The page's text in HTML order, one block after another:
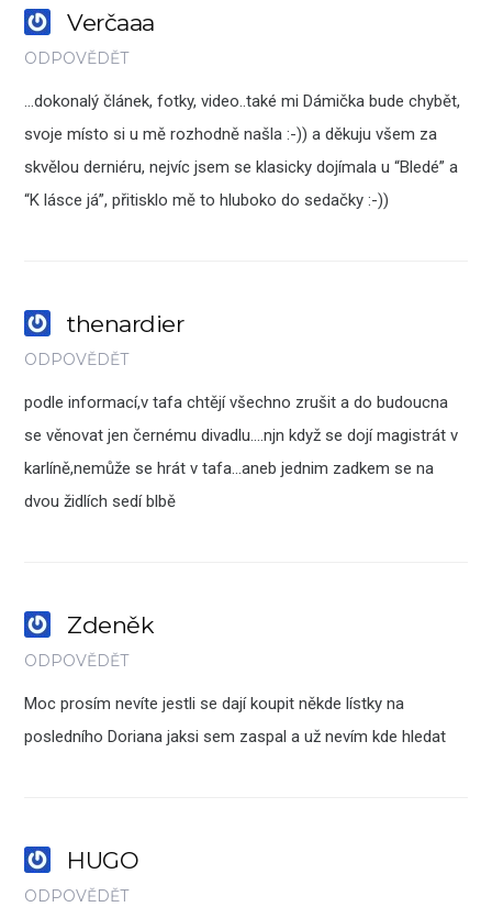
Verčaaa
ODPOVĚDĚT
…dokonalý článek, fotky, video..také mi Dámička bude chybět,
svoje místo si u mě rozhodně našla :-)) a děkuju všem za
skvělou derniéru, nejvíc jsem se klasicky dojímala u “Bledé” a
“K lásce já”, přitisklo mě to hluboko do sedačky :-))
thenardier
ODPOVĚDĚT
podle informací,v tafa chtějí všechno zrušit a do budoucna
se věnovat jen černému divadlu….njn když se dojí magistrát v
karlíně,nemůže se hrát v tafa…aneb jednim zadkem se na
dvou židlích sedí blbě
Zdeněk
ODPOVĚDĚT
Moc prosím nevíte jestli se dají koupit někde lístky na
posledního Doriana jaksi sem zaspal a už nevím kde hledat
HUGO
ODPOVĚDĚT